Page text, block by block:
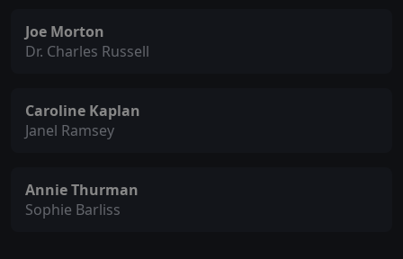
Joe Morton
Dr. Charles Russell
Caroline Kaplan
Janel Ramsey
Annie Thurman
Sophie Barliss